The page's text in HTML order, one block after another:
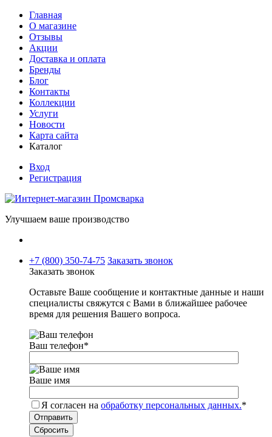
Главная
О магазине
Отзывы
Акции
Доставка и оплата
Бренды
Блог
Контакты
Коллекции
Услуги
Новости
Карта сайта
Каталог
Вход
Регистрация
Улучшаем ваше производство
+7 (800) 350-74-75 Заказать звонок
Заказать звонок
Оставьте Ваше сообщение и контактные данные и наши
специалисты свяжутся с Вами в ближайшее рабочее
время для решения Вашего вопроса.
Ваш телефон*
Ваше имя
Я согласен на обработку персональных данных.*